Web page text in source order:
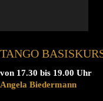
TANGO
von 17.30 bis 19.00 Uhr
Angela Biedermann